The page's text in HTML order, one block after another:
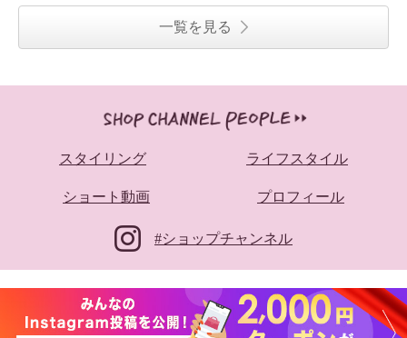
一覧を見る
スタイリング ライフスタイル
ショート動画 プロフィール
#ショップチャンネル